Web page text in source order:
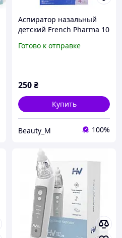
Аспиратор назальный
детский French Pharma 10
Готово к отправке
250₴
Купить
Beauty_M 100%